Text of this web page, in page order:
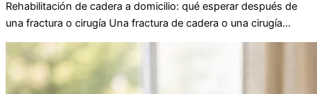
Rehabilitación de cadera a domicilio: qué esperar después de
una fractura o cirugía Una fractura de cadera o una cirugía...